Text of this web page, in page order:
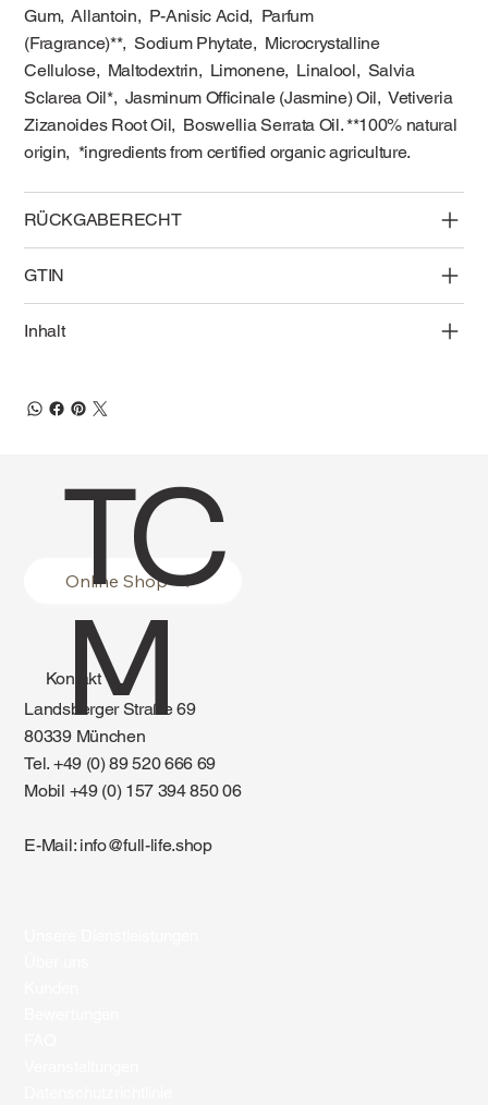
Gum, Allantoin, P-Anisic Acid, Parfum
(Fragrance)**, Sodium Phytate, Microcrystalline
Cellulose, Maltodextrin, Limonene, Linalool, Salvia
Sclarea Oil*, Jasminum Officinale (Jasmine) Oil, Vetiveria
Zizanoides Root Oil, Boswellia Serrata Oil. **100% natural
origin, *ingredients from certified organic agriculture.
RÜCKGABERECHT
GTIN
Inhalt
Online Shop
Kontakt
Landsberger Straße 69
80339 München
Tel. +49 (0) 89 520 666 69
Mobil +49 (0) 157 394 850 06
E-Mail: info@full-life.shop
TC
M